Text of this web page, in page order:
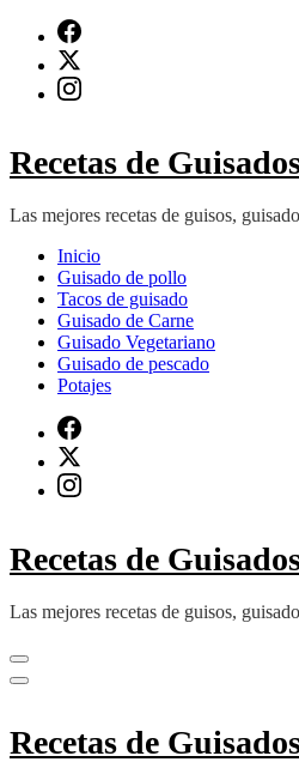
contenido
(presiona
Recetas de
Las mejores recetas de guisos,
Inicio
Guisado de pollo
Tacos de guisado
Guisado de Carne
Guisado Vegetariano
Guisado de pescado
Potajes
Recetas de
Las mejores recetas de guisos,
Recetas de